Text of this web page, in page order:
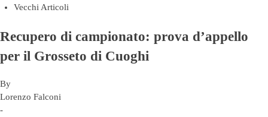
Vecchi Articoli
Recupero di campionato: prova d’appello
per il Grosseto di Cuoghi
By
Lorenzo Falconi
-